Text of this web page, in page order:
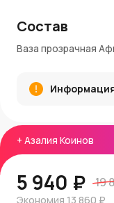
+ Азалия Коинов
5 940 ₽ 19
Экономия 13 860 ₽
Преимущества:
Размеры: 17,3 см
Прочное
устойчивость
Классический
различных
Купить вазу
Состав
Ваза прозрачная